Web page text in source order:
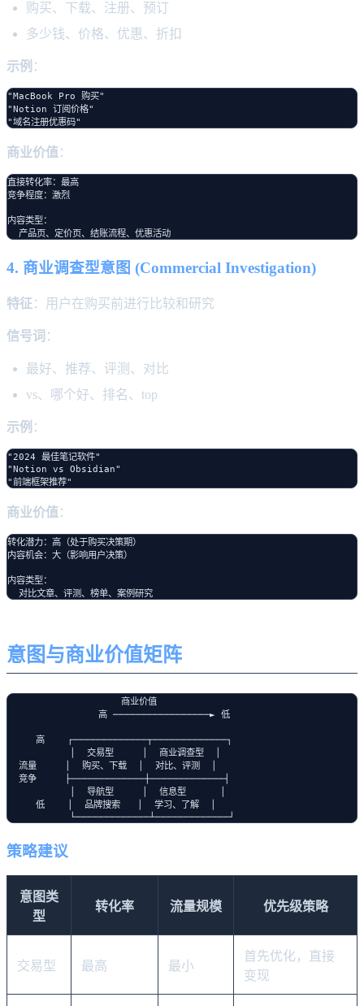
购买、下载、注册、预订
多少钱、价格、优惠、折扣
示例 ：
"MacBook Pro 购买"
"Notion 订阅价格"
商业价值：
直接转化率：最高
竞争程度：激烈
内容类型：
4. 商业调查型意图 (Commercial Investigation)
特征：用户在购买前进行比较和研究
信号词 ：
最好、推荐、评测、对比
vs、哪个好、排名、top
示例 ：
"2024 最佳笔记软件"
"Notion vs Obsidian"
商业价值：
转化潜力：高（处于购买决策期）
内容机会：大（影响用户决策）
内容类型：
意图与商业价值矩阵
                    商业价值
                高 ─────────────────► 低
     高    ┌─────────────┬─────────────┐
           │  交易型     │  商业调查型  │
  流量     │  购买、下载  │  对比、评测  │
  竞争     ├─────────────┼─────────────┤
           │  导航型     │  信息型      │
     低    │  品牌搜索   │  学习、了解  │
策略建议
意图类
型
转化率 流量规模 优先级策略
交易型 最高 最小
首先优化，直接
变现